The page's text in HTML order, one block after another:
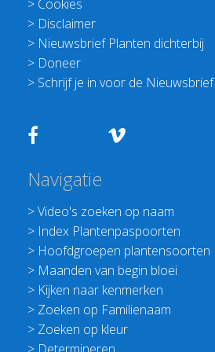
> Cookies
> Disclaimer
> Nieuwsbrief Planten dichterbij
> Doneer
> Schrijf je in voor de Nieuwsbrief
Navigatie
>Video's zoeken op naam
> Index Plantenpaspoorten
> Hoofdgroepen plantensoorten
> Maanden van begin bloei
> Kijken naar kenmerken
> Zoeken op Familienaam
> Zoeken op kleur